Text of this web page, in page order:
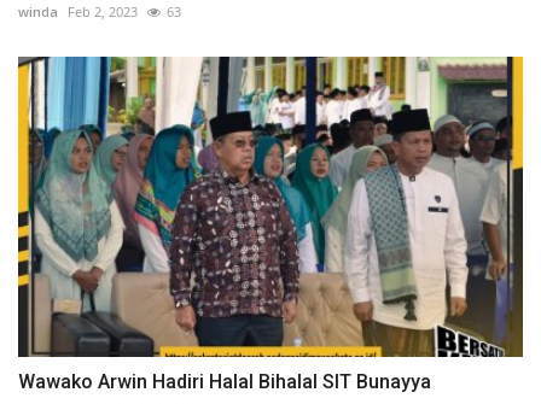
winda Feb 2, 2023 63
Wawako Arwin Hadiri Halal Bihalal SIT Bunayya